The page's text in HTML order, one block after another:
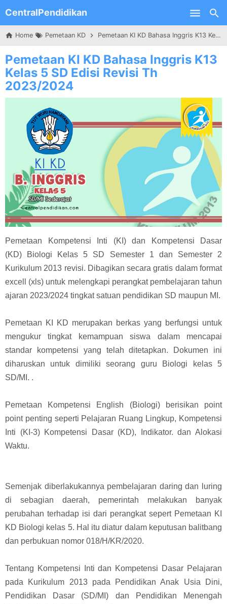
Skip to main content
CentralPendidikan
Home Pemetaan KD Pemetaan KI KD Bahasa Inggris K13 Kelas 5 SD Edisi Revisi Th 2023/2024
Pemetaan KI KD Bahasa Inggris K13
Kelas 5 SD Edisi Revisi Th
2023/2024
Pemetaan Kompetensi Inti (KI) dan Kompetensi Dasar
(KD)
Biologi Kelas 5 SD Semester 1 dan Semester 2
Kurikulum 2013 revisi. Dibagikan secara gratis dalam format
excell (xls) untuk melengkapi perangkat pembelajaran tahun
ajaran 2023/2024 tingkat satuan pendidikan SD maupun MI.
Pemetaan KI KD merupakan berkas yang berfungsi untuk
mengukur tingkat kemampuan siswa dalam mencapai
standar kompetensi yang telah ditetapkan. Dokumen ini
diharuskan untuk dimiliki seorang guru Biologi kelas 5
SD/MI. .
Pemetaan Kompetensi English (Biologi) berisikan point
point penting seperti Pelajaran Ruang Lingkup, Kompetensi
Inti (KI-3) Kompetensi Dasar (KD), Indikator. dan Alokasi
Waktu.
Semenjak diberlakukannya pembelajaran daring dan luring
di sebagian daerah, pemerintah melakukan banyak
perubahan terhadap isi dari perangkat sepert Pemetaan KI
KD Biologi kelas 5. Hal itu diatur dalam keputusan balitbang
dan perbukuan nomor 018/H/KR/2020.
Tentang Kompetensi Inti dan Kompetensi Dasar Pelajaran
pada Kurikulum 2013 pada Pendidikan Anak Usia Dini,
Pendidikan Dasar (SD/MI) dan Pendidikan Menengah